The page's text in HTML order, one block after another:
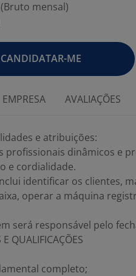
(Bruto mensal)
CANDIDATAR-ME
EMPRESA AVALIAÇÕES
e atribuições:
profissionais dinâmicos e
e cordialidade.
identificar os clientes,
operar a máquina
será responsável pelo
QUALIFICAÇÕES
completo;